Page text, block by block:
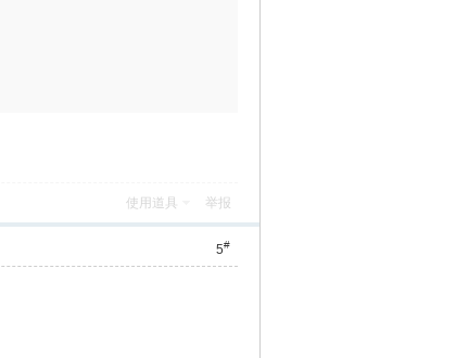
使用道具 举报
5#